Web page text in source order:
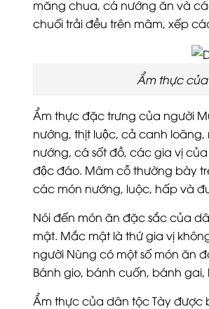
măng chua, cá nướng ăn và
chuối trải đều trên mâm, xếp
Ẩm thực
Ẩm thực đặc trưng của người
nướng, thịt luộc, cả canh
nướng, cá sốt đồ, các gia vị
độc đáo. Mâm cỗ thường bày
các món nướng, luộc, hấp và
Nói đến món ăn đặc sắc của
mật. Mắc mật là thứ gia vị
người Nùng có một số món ăn
Bánh gio, bánh cuốn, bánh
Ẩm thực của dân tộc Tày được